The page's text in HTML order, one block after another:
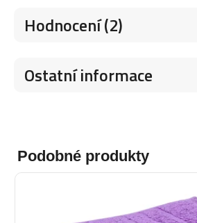
Hodnocení (2)
Ostatní informace
Podobné produkty